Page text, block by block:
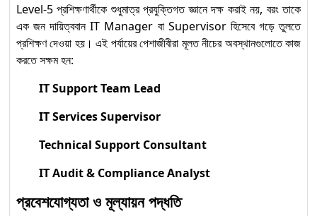
Level-5 প্রশিক্ষণার্থীকে শুধুমাত্র প্রযুক্তিগত জ্ঞানে দক্ষ করাই নয়, বরং তাকে
এক জন দায়িত্ববান IT Manager বা Supervisor হিসেবে গড়ে তুলতে
প্রশিক্ষণ দেওয়া হয়। এই পর্যায়ের পেশাজীবীরা মূলত নীচের অবস্থানগুলোতে কাজ
করতে সক্ষম হন:
IT Support Team Lead
IT Services Supervisor
Technical Support Consultant
IT Audit & Compliance Analyst
প্রবেশযোগ্যতা ও মূল্যায়ন পদ্ধতি